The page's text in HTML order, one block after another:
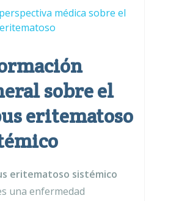
médica sobre el
sobre el
eritematoso
eritematoso sistémico
una enfermedad